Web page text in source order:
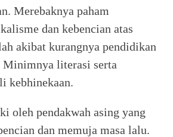
Merebaknya paham
dan kebencian atas
akibat kurangnya pendidikan
Minimnya literasi serta
kebhinekaan.
oleh pendakwah asing yang
dan memuja masa lalu.